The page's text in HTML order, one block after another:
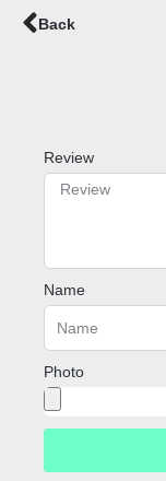
Prev
Back
Review
Name
Photo